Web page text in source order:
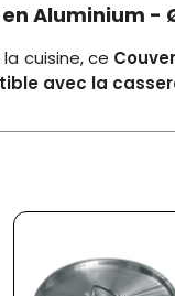
Aluminium -
cuisine, ce
avec la